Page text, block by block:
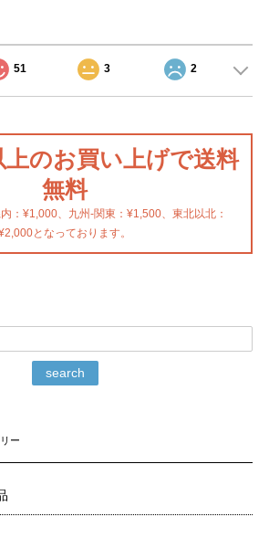
51 3 2
上のお買い上げで送料
無料
：¥1,000、九州-関東：¥1,500、東北以北：
となっております。
search
ー